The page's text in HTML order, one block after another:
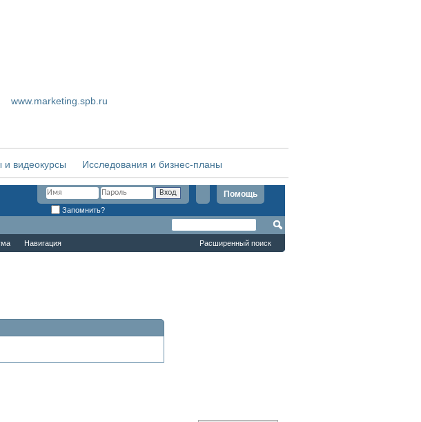
www.marketing.spb.ru
видеокурсы Исследования и бизнес-планы
Помощь
Запомнить?
Навигация Расширенный поиск